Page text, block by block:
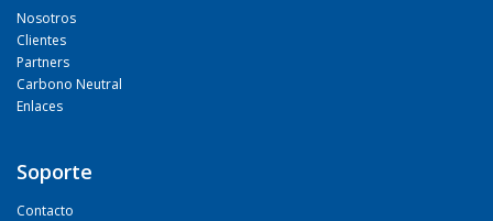
Nosotros
Clientes
Partners
Carbono Neutral
Enlaces
Soporte
Contacto